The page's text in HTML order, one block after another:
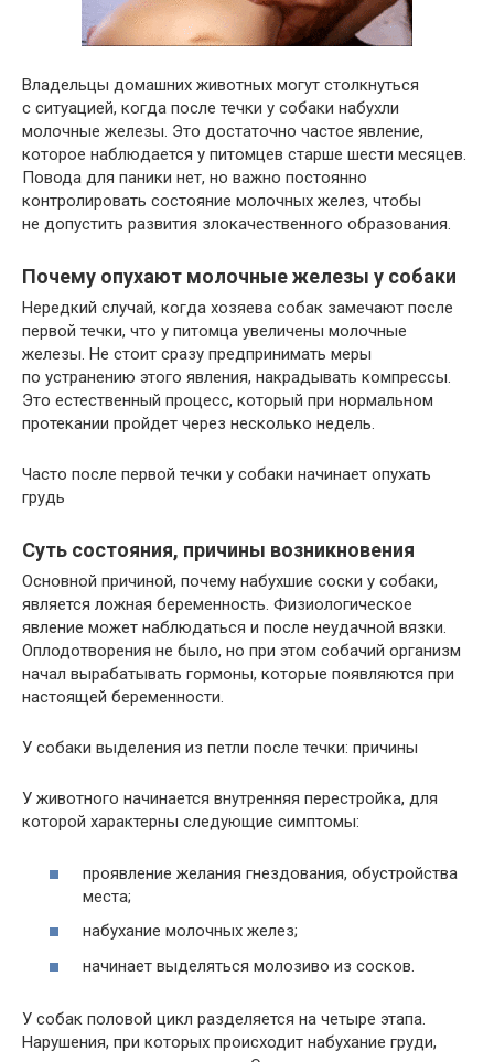
Владельцы домашних животных могут столкнуться
с ситуацией, когда после течки у собаки набухли
молочные железы. Это достаточно частое явление,
которое наблюдается у питомцев старше шести месяцев.
Повода для паники нет, но важно постоянно
контролировать состояние молочных желез, чтобы
не допустить развития злокачественного образования.
Почему опухают молочные железы у собаки
Нередкий случай, когда хозяева собак замечают после
первой течки, что у питомца увеличены молочные
железы. Не стоит сразу предпринимать меры
по устранению этого явления, накрадывать компрессы.
Это естественный процесс, который при нормальном
протекании пройдет через несколько недель.
Часто после первой течки у собаки начинает опухать
грудь
Суть состояния, причины возникновения
Основной причиной, почему набухшие соски у собаки,
является ложная беременность. Физиологическое
явление может наблюдаться и после неудачной вязки.
Оплодотворения не было, но при этом собачий организм
начал вырабатывать гормоны, которые появляются при
настоящей беременности.
У собаки выделения из петли после течки: причины
У животного начинается внутренняя перестройка, для
которой характерны следующие симптомы:
проявление желания гнездования, обустройства
места;
набухание молочных желез;
начинает выделяться молозиво из сосков.
У собак половой цикл разделяется на четыре этапа.
Нарушения, при которых происходит набухание груди,